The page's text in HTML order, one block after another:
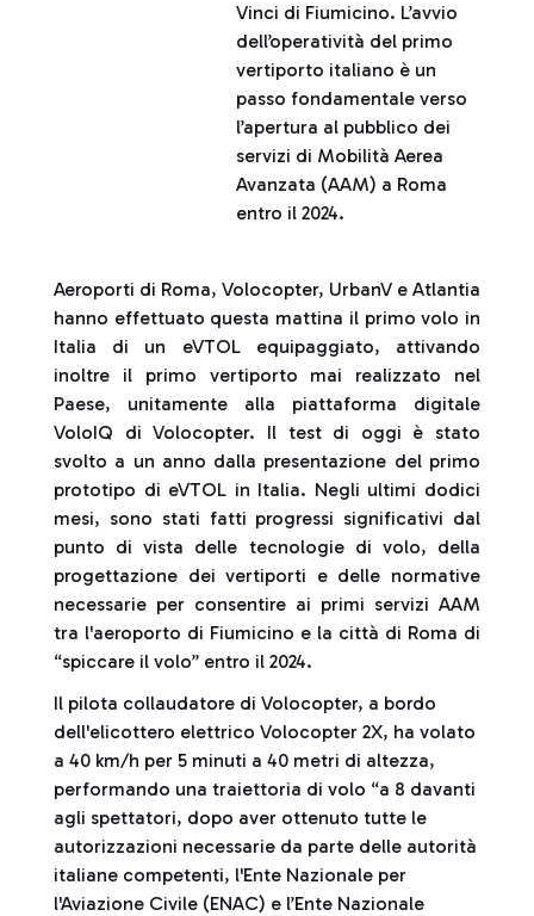
Vinci di Fiumicino. L’avvio
dell’operatività del primo
vertiporto italiano è un
passo fondamentale verso
l’apertura al pubblico dei
servizi di Mobilità Aerea
Avanzata (AAM) a Roma
entro il 2024.
Aeroporti di Roma, Volocopter, UrbanV e Atlantia
hanno effettuato questa mattina il primo volo in
Italia di un eVTOL equipaggiato, attivando
inoltre il primo vertiporto mai realizzato nel
Paese, unitamente alla piattaforma digitale
VoloIQ di Volocopter. Il test di oggi è stato
svolto a un anno dalla presentazione del primo
prototipo di eVTOL in Italia. Negli ultimi dodici
mesi, sono stati fatti progressi significativi dal
punto di vista delle tecnologie di volo, della
progettazione dei vertiporti e delle normative
necessarie per consentire ai primi servizi AAM
tra l'aeroporto di Fiumicino e la città di Roma di
“spiccare il volo” entro il 2024.
Il pilota collaudatore di Volocopter, a bordo
dell'elicottero elettrico Volocopter 2X, ha volato
a 40 km/h per 5 minuti a 40 metri di altezza,
performando una traiettoria di volo “a 8 davanti
agli spettatori, dopo aver ottenuto tutte le
autorizzazioni necessarie da parte delle autorità
italiane competenti, l'Ente Nazionale per
l'Aviazione Civile (ENAC) e l’Ente Nazionale